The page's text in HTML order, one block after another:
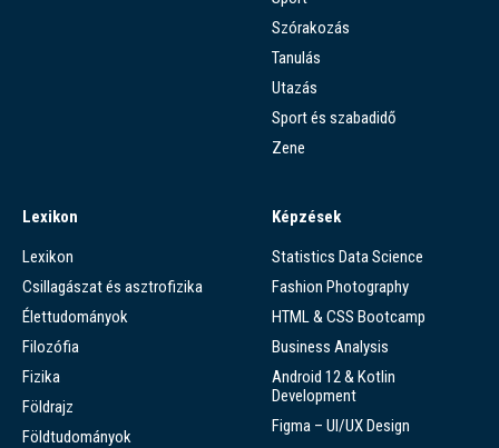
Szórakozás
Tanulás
Utazás
Sport és szabadidő
Zene
Lexikon
Lexikon
Csillagászat és asztrofizika
Élettudományok
Filozófia
Fizika
Földrajz
Földtudományok
Képzések
Statistics Data Science
Fashion Photography
HTML & CSS Bootcamp
Business Analysis
Android 12 & Kotlin
Development
Figma – UI/UX Design